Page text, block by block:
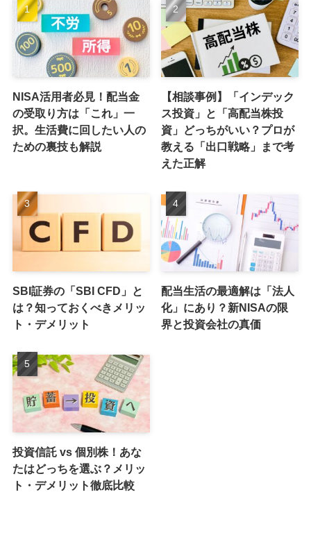
NISA活用者必見！配当金
の受取り方は「これ」一
択。生活費に回したい人の
ための裏技も解説
【相談事例】「インデック
ス投資」と「高配当株投
資」どっちがいい？プロが
教える「出口戦略」まで考
えた正解
SBI証券の「SBI CFD」と
は？知っておくべきメリッ
ト・デメリット
配当生活の最適解は「法人
化」にあり？新NISAの限
界と投資会社の真価
投資信託 vs 個別株！あな
たはどっちを選ぶ？メリッ
ト・デメリット徹底比較